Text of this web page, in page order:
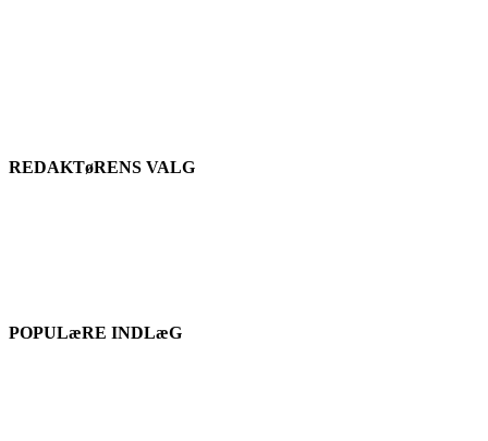
REDAKTøRENS VALG
POPULæRE INDLæG